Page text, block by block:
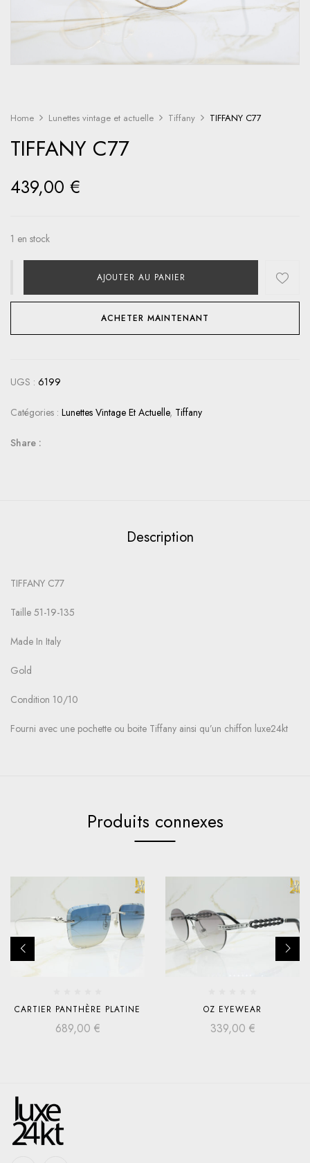
Home Lunettes vintage et actuelle Tiffany TIFFANY C77
TIFFANY C77
439,00 €
1 en stock
AJOUTER AU PANIER
ACHETER MAINTENANT
UGS : 6199
Catégories : Lunettes Vintage Et Actuelle, Tiffany
Share :
Description
TIFFANY C77
Taille 51-19-135
Made In Italy
Gold
Condition 10/10
Fourni avec une pochette ou boite Tiffany ainsi qu’un chiffon luxe24kt
Produits connexes
CARTIER PANTHÈRE PLATINE
689,00 €
OZ EYEWEAR
339,00 €